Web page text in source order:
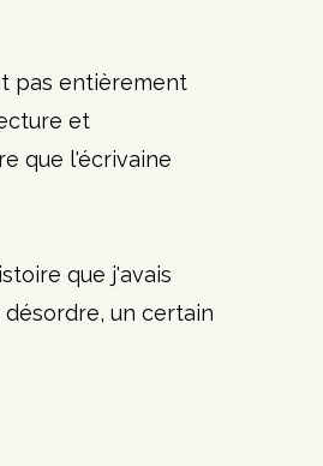
pas entièrement
et
que l'écrivaine
que j'avais
un certain